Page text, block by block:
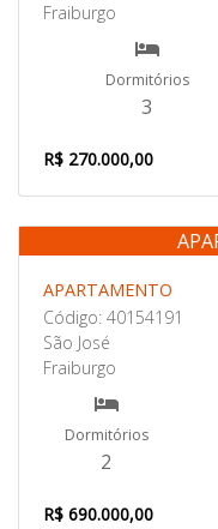
Fraiburgo
Dormitórios
3
R$ 270.000,00
APARTAMENTO
Código: 40154191
São José
Fraiburgo
Dormitórios
2
R$ 690.000,00